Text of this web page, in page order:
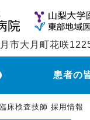
市大月町花咲
患者の
床検査技師 採用情報